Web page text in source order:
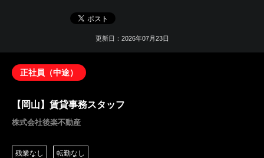
更新日：2026年07月23日
正社員（中途）
【岡山】賃貸事務スタッフ
株式会社後楽不動産
残業なし 転勤なし